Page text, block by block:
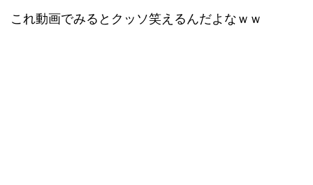
これ動画でみるとクッソ笑えるんだよなｗｗ